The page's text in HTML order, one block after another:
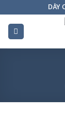
dung
DÂY